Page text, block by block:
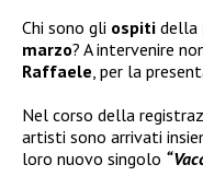
Chi sono gli ospiti della
marzo? A intervenire
Raffaele , per la
Nel corso della
artisti sono arrivati
loro nuovo singolo